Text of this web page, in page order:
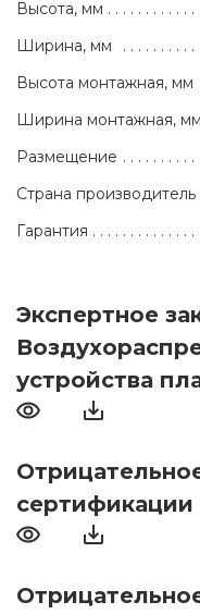
Высота, мм
Ширина, мм
Высота монтажная, мм
Ширина монтажная, мм
Размещение
Страна производитель
Гарантия
Экспертное
устройства
сертификации